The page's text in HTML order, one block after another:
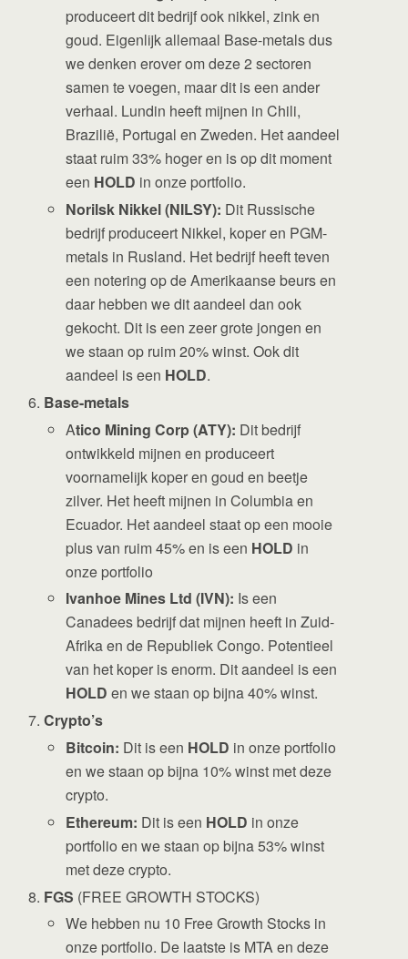
produceert dit bedrijf ook nikkel, zink en
goud. Eigenlijk allemaal Base-metals dus
we denken erover om deze 2 sectoren
samen te voegen, maar dit is een ander
verhaal. Lundin heeft mijnen in Chili,
Brazilië, Portugal en Zweden. Het aandeel
staat ruim 33% hoger en is op dit moment
een HOLD in onze portfolio.
Norilsk Nikkel (NILSY): Dit Russische
bedrijf produceert Nikkel, koper en PGM-
metals in Rusland. Het bedrijf heeft teven
een notering op de Amerikaanse beurs en
daar hebben we dit aandeel dan ook
gekocht. Dit is een zeer grote jongen en
we staan op ruim 20% winst. Ook dit
aandeel is een HOLD.
Base-metals
Atico Mining Corp (ATY): Dit bedrijf
ontwikkeld mijnen en produceert
voornamelijk koper en goud en beetje
zilver. Het heeft mijnen in Columbia en
Ecuador. Het aandeel staat op een mooie
plus van ruim 45% en is een HOLD in
onze portfolio
Ivanhoe Mines Ltd (IVN): Is een
Canadees bedrijf dat mijnen heeft in Zuid-
Afrika en de Republiek Congo. Potentieel
van het koper is enorm. Dit aandeel is een
HOLD en we staan op bijna 40% winst.
Crypto’s
Bitcoin: Dit is een HOLD in onze portfolio
en we staan op bijna 10% winst met deze
crypto.
Ethereum: Dit is een HOLD in onze
portfolio en we staan op bijna 53% winst
met deze crypto.
FGS (FREE GROWTH STOCKS)
We hebben nu 10 Free Growth Stocks in
onze portfolio. De laatste is MTA en deze